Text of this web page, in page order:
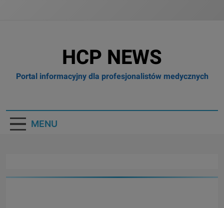
HCP NEWS
Portal informacyjny dla profesjonalistów medycznych
MENU